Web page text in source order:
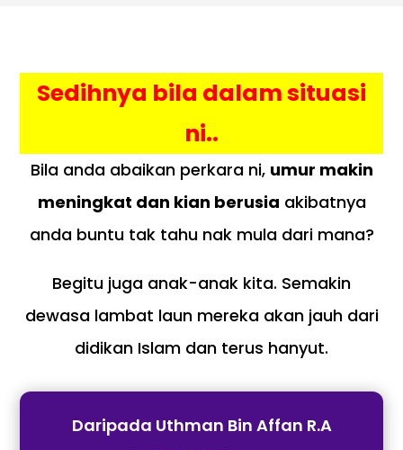
Sedihnya bila dalam situasi
ni..
Bila anda abaikan perkara ni, umur makin
meningkat dan kian berusia akibatnya
anda buntu tak tahu nak mula dari mana?
Begitu juga anak-anak kita. Semakin
dewasa lambat laun mereka akan jauh dari
didikan Islam dan terus hanyut.
Daripada Uthman Bin Affan R.A